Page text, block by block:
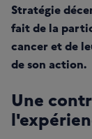
Stratégie
fait de la
cancer et de
de son action.
Une